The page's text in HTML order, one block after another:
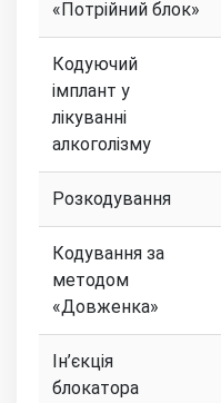
«Потрійний блок»
Кодуючий
імплант у
лікуванні
алкоголізму
Розкодування
Кодування за
методом
«Довженка»
Ін’єкція
блокатора